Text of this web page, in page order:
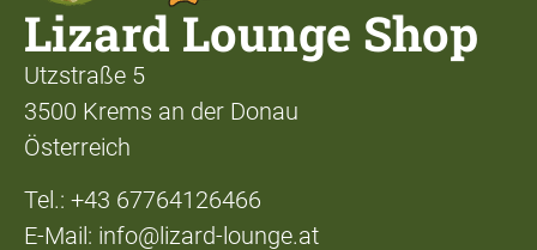
Lizard Lounge Shop
Utzstraße 5
3500 Krems an der Donau
Österreich
Tel.: +43 67764126466
E-Mail: info@lizard-lounge.at